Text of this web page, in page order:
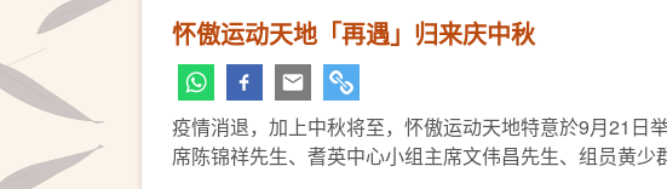
怀傲运动天地「再遇」归来庆中秋
疫情消退，加上中秋将至，怀傲运动天地特意於9月21日
席陈锦祥先生、耆英中心小组主席文伟昌先生、组员黄